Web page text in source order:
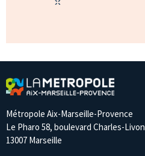
Métropole Aix-Marseille-Provence
Le Pharo 58, boulevard Charles-Livon
13007 Marseille